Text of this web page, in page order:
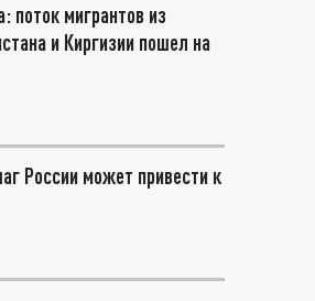
поток мигрантов из
и Киргизии пошел на
России может привести к